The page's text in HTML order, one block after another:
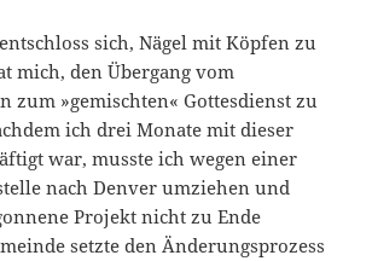
sich, Nägel mit Köpfen zu
mich, den Übergang vom
zum »gemisch­ten« Gottesdienst zu
ich drei Monate mit dieser
war, musste ich wegen einer
nach Denver umziehen und
Projekt nicht zu Ende
setzte den Änderungsprozess